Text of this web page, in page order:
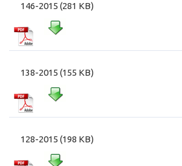
146-2015 (281 KB)
138-2015 (155 KB)
128-2015 (198 KB)